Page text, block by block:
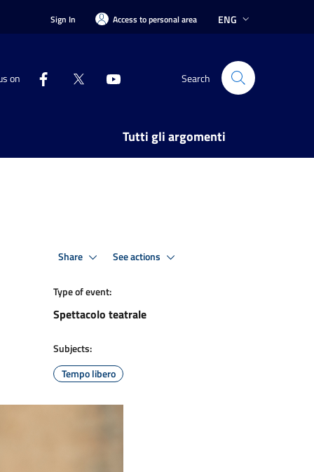
Sign In Access to personal area ENG
on Search
Tutti gli argomenti
Share See actions
Type of event:
Spettacolo teatrale
Subjects:
Tempo libero